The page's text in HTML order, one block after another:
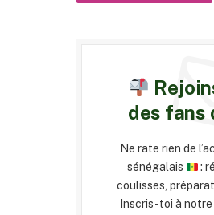
des fans
Ne rate rien de
sénégalais
:
coulisses,
Inscris-toi à